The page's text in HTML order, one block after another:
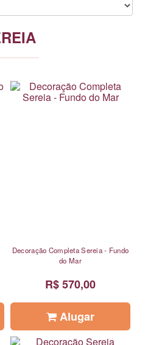
Decoração Completa Sereia - Fundo
do Mar
R$ 570,00
Alugar